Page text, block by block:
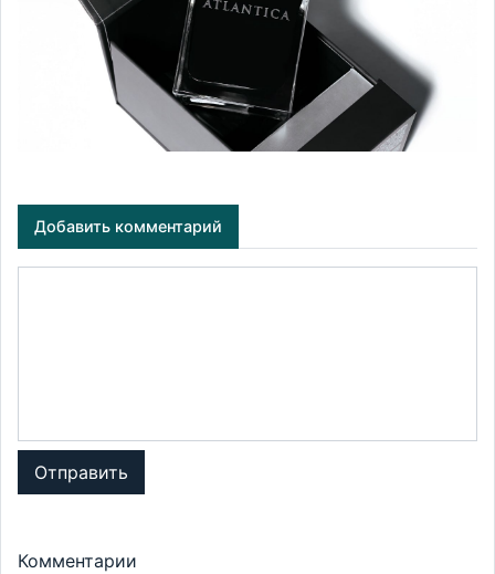
Добавить комментарий
Отправить
Комментарии